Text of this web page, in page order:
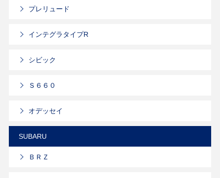
プレリュード
インテグラタイプR
シビック
Ｓ６６０
オデッセイ
SUBARU
ＢＲＺ